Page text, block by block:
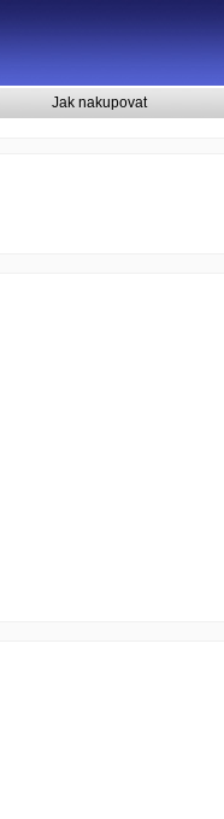
Jak nakupovat